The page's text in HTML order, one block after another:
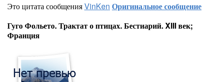
Это цитата сообщенияVinKen Оригинальное сообщение
Гуго Фольето. Трактат о птицах. Бестиарий. XIII век;
Франция